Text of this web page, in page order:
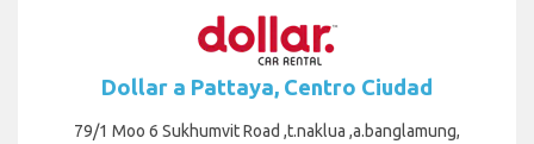
Dollar a Pattaya, Centro Ciudad
79/1 Moo 6 Sukhumvit Road ,t.naklua ,a.banglamung,